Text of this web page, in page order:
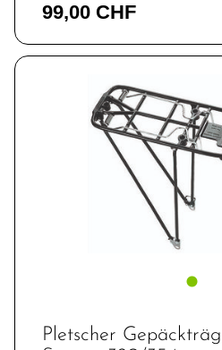
99,00 CHF
Pletscher